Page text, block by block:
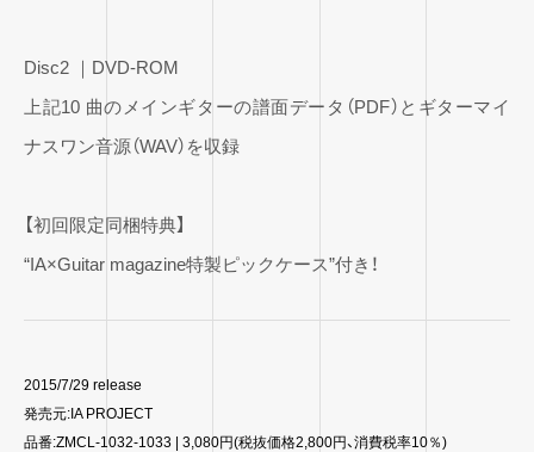
Disc2 ｜DVD-ROM
上記10 曲のメインギターの譜面データ（PDF）とギターマイ
ナスワン音源（WAV）を収録
【初回限定同梱特典】
“IA×Guitar magazine特製ピックケース”付き！
2015/7/29 release
発売元:IA PROJECT
品番:ZMCL-1032-1033 | 3,080円(税抜価格2,800円、消費税率10％)